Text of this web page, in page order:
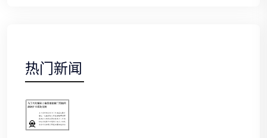
热门新闻